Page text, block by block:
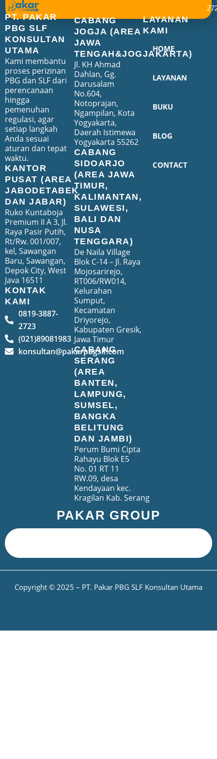
PT. PAKAR
PBG SLF
KONSULTAN
UTAMA
Kami membantu
proses perizinan
PBG dan SLF dari
perencanaan
hingga
pemenuhan
regulasi, agar
setiap langkah
Anda sesuai
aturan dan tepat
waktu.
KANTOR
PUSAT (AREA
JABODETABEK
DAN JABAR)
Ruko Kuntaboja
Premium II A 3, Jl.
Raya Pasir Putih,
Rt/Rw. 001/007,
kel, Sawangan
Baru, Sawangan,
Depok City, West
Java 16511
KONTAK
KAMI
0819-3887-
2723
(021)89081983
konsultan@pakarpbgslf.com
CABANG
JOGJA (AREA
JAWA
TENGAH&JOGJAKARTA)
Jl. KH Ahmad
Dahlan, Gg.
Darusalam
No.604,
Notoprajan,
Ngampilan, Kota
Yogyakarta,
Daerah Istimewa
Yogyakarta 55262
CABANG
SIDOARJO
(AREA JAWA
TIMUR,
KALIMANTAN,
SULAWESI,
BALI DAN
NUSA
TENGGARA)
De Naila Village
Blok C-14 – Jl. Raya
Mojosarirejo,
RT006/RW014,
Kelurahan
Sumput,
Kecamatan
Driyorejo,
Kabupaten Gresik,
Jawa Timur
CABANG
SERANG
(AREA
BANTEN,
LAMPUNG,
SUMSEL,
BANGKA
BELITUNG
DAN JAMBI)
Perum Bumi Cipta
Rahayu Blok E5
No. 01 RT 11
RW.09, desa
Kendayaan kec.
Kragilan Kab. Serang
LAYANAN
KAMI
HOME
LAYANAN
BUKU
BLOG
CONTACT
PAKAR GROUP
Copyright © 2025 – PT. Pakar PBG SLF Konsultan Utama